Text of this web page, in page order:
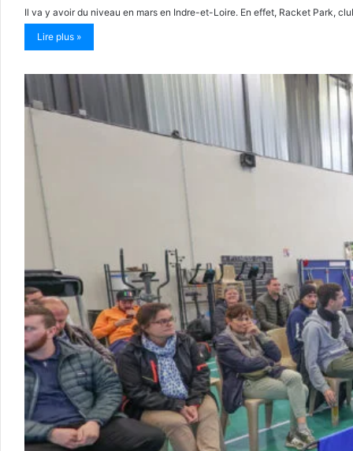
Il va y avoir du niveau en mars en Indre-et-Loire. En effet, Racket Park,
Lire plus »